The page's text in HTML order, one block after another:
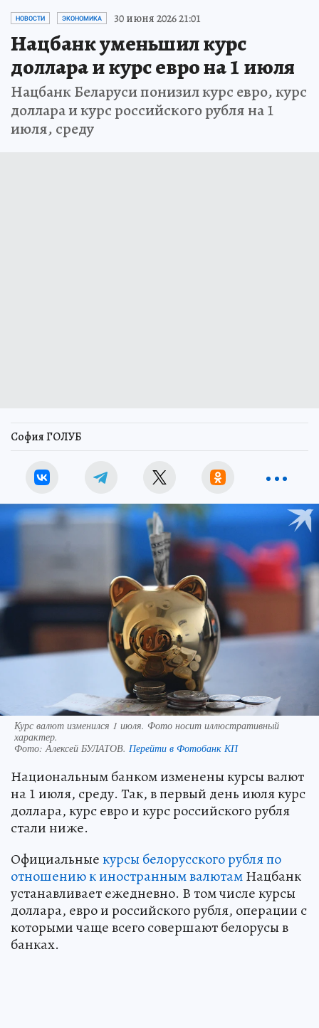
НОВОСТИ ЭКОНОМИКА 30 июня 2026 21:01
Нацбанк уменьшил курс
доллара и курс евро на 1 июля
Нацбанк Беларуси понизил курс евро, курс
доллара и курс российского рубля на 1
июля, среду
София ГОЛУБ
Курс валют изменился 1 июля. Фото носит иллюстративный
характер.
Фото: Алексей БУЛАТОВ. Перейти в Фотобанк КП
Национальным банком изменены курсы валют
на 1 июля, среду. Так, в первый день июля курс
доллара, курс евро и курс российского рубля
стали ниже.
Официальныекурсы белорусского рубля по
отношению к иностранным валютамНацбанк
устанавливает ежедневно. В том числе курсы
доллара, евро и российского рубля, операции с
которыми чаще всего совершают белорусы в
банках.